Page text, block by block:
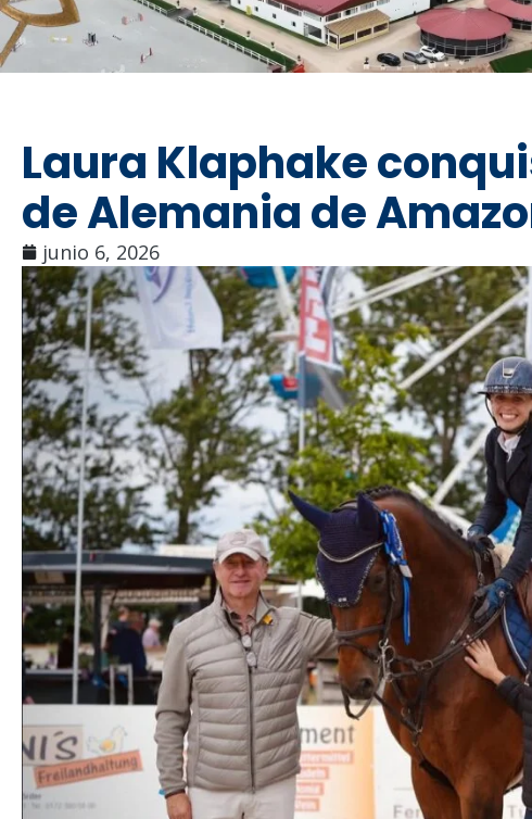
Laura Klaphake
de Alemania de
junio 6, 2026